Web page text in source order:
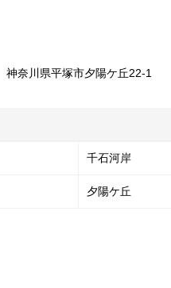
神奈川県平塚市夕陽ケ丘22-1
千石河岸
夕陽ケ丘